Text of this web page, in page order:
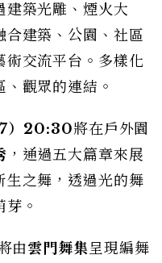
建築光雕、煙火大
合建築、公園、社區
術交流平台。多樣化
觀眾的連結。
）20:30將在戶外園
，通過五大篇章來展
生之舞，透過光的舞
。
由雲門舞集呈現編舞